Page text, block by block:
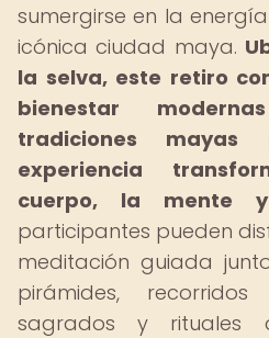
sumergirse en la
icónica ciudad maya.
la selva, este retiro
bienestar
tradiciones
experiencia
cuerpo, la mente
participantes pueden
meditación guiada
pirámides,
sagrados y rituales